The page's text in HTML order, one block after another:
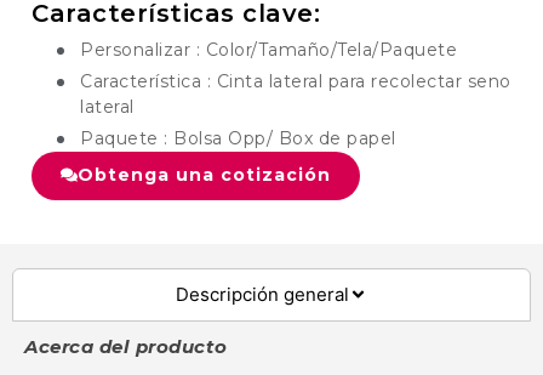
Características clave:
Personalizar : Color/Tamaño/Tela/Paquete
Característica : Cinta lateral para recolectar seno
lateral
Paquete : Bolsa Opp/ Box de papel
Obtenga una cotización
Descripción general
Acerca del producto